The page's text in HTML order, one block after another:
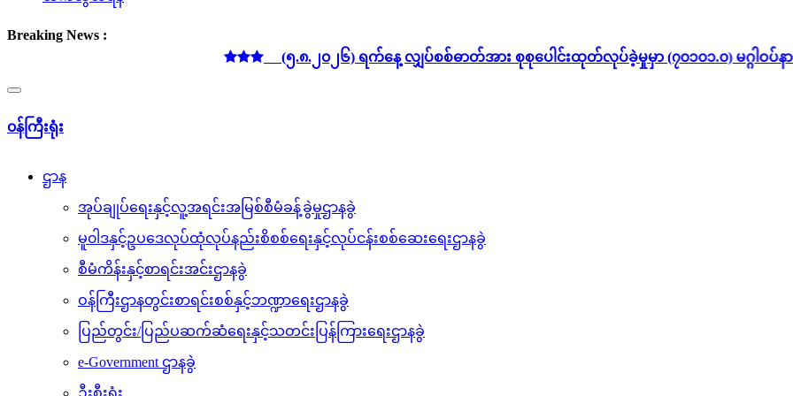
Breaking News :
(၅.၈.၂၀၂၆) ရက်နေ့ လျှပ်စစ်ဓာတ်အား စုစုပေါင်းထုတ်လုပ်ခဲ့မှုမှာ (၇၀၁၀၁.၀) မဂ္ဂါဝပ်နာရီဖြ
Toggle
၀န်ကြီးရုံး
ဌာန
အုပ်ချုပ်ရေးနှင့်လူ့အရင်းအမြစ်စီမံခန့်ခွဲမှုဌာနခွဲ
မူ၀ါဒနှင့်ဥပဒေလုပ်ထုံလုပ်နည်းစိစစ်ရေးနှင့်လုပ်ငန်းစစ်ဆေးရေးဌာနခွဲ
စီမံကိန်းနှင့်စာရင်းအင်းဌာနခွဲ
ဝန်ကြီးဌာနတွင်းစာရင်းစစ်နှင့်ဘဏ္ဍာရေးဌာနခွဲ
ပြည်တွင်း/ပြည်ပဆက်ဆံရေးနှင့်သတင်းပြန်ကြားရေးဌာနခွဲ
e-Government ဌာနခွဲ
ဦးစီးရုံး